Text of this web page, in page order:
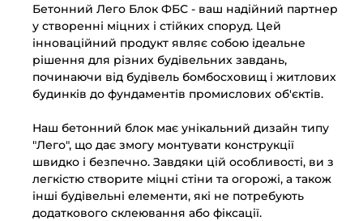
Бетонний Лего Блок ФБС - ваш надійний партнер
у створенні міцних і стійких споруд. Цей
інноваційний продукт являє собою ідеальне
рішення для різних будівельних завдань,
починаючи від будівель бомбосховищ і житлових
будинків до фундаментів промислових об'єктів.
Наш бетонний блок має унікальний дизайн типу
"Лего", що дає змогу монтувати конструкції
швидко і безпечно. Завдяки цій особливості, ви з
легкістю створите міцні стіни та огорожі, а також
інші будівельні елементи, які не потребують
додаткового склеювання або фіксації.